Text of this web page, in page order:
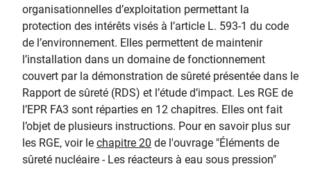
organisationnelles d’exploitation permettant la
protection des intérêts visés à l’article L. 593-1 du code
de l’environnement. Elles permettent de maintenir
l’installation dans un domaine de fonctionnement
couvert par la démonstration de sûreté présentée dans le
Rapport de sûreté (RDS) et l’étude d’impact. Les RGE de
l’EPR FA3 sont réparties en 12 chapitres. Elles ont fait
l’objet de plusieurs instructions. Pour en savoir plus sur
les RGE, voir le chapitre 20 de l'ouvrage "Éléments de
sûreté nucléaire - Les réacteurs à eau sous pression"